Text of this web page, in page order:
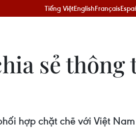
Tiếng ViệtEnglishFrançais
sẻ thông
hợp chặt chẽ với Việt